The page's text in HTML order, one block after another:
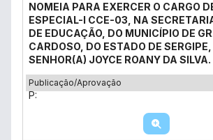
NOMEIA PARA EXERCER O CARGO
ESPECIAL-I CCE-03, NA
DE EDUCAÇÃO, DO MUNICÍPIO DE
CARDOSO, DO ESTADO DE
SENHOR(A) JOYCE ROANY DA SILVA.
Publicação/Aprovação
P: